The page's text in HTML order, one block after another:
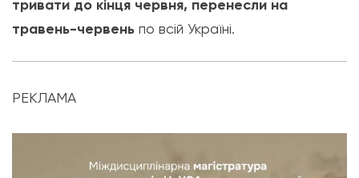
тривати до кінця червня, перенесли на
травень-червень по всій Україні.
РЕКЛАМА